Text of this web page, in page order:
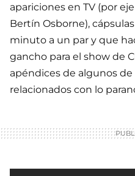
apariciones en TV (por
Bertín Osborne),
minuto a un par y que
gancho para el show de
apéndices de algunos
relacionados con lo